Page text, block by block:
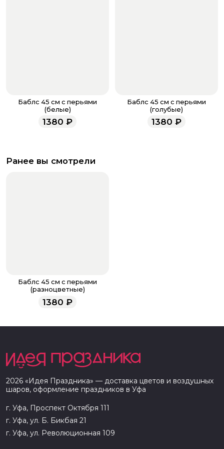
Баблс 45 см с перьями
(белые)
1380 ₽
Баблс 45 см с перьями
(голубые)
1380 ₽
Ранее вы смотрели
Баблс 45 см с перьями
(разноцветные)
1380 ₽
2026 «Идея Праздника» — доставка цветов и воздушных
шаров, оформление праздников в Уфа
г. Уфа, Проспект Октября 111
г. Уфа, ул. Б. Бикбая 21
г. Уфа, ул. Революционная 109